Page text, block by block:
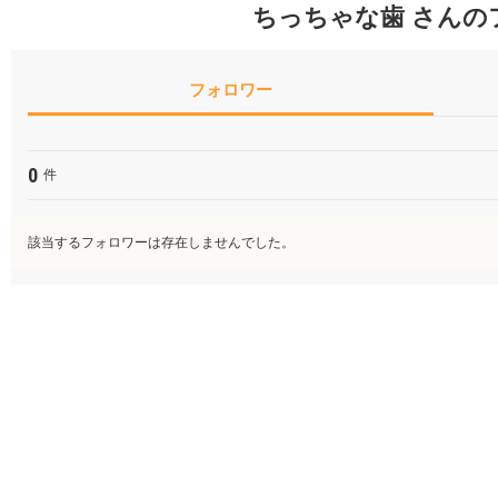
ちっちゃな歯 さんの
フォロワー
0 件
該当するフォロワーは存在しませんでした。